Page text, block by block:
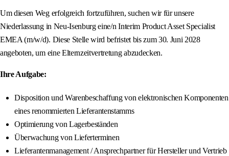
Um diesen Weg erfolgreich fortzuführen, suchen wir für unsere
Niederlassung in Neu-Isenburg eine/n Interim Product Asset Specialist
EMEA (m/w/d). Diese Stelle wird befristet bis zum 30. Juni 2028
angeboten, um eine Elternzeitvertretung abzudecken.
Ihre Aufgabe:
Disposition und Warenbeschaffung von elektronischen Komponenten
eines renommierten Lieferantenstamms
Optimierung von Lagerbeständen
Überwachung von Lieferterminen
Lieferantenmanagement / Ansprechpartner für Hersteller und Vertrieb